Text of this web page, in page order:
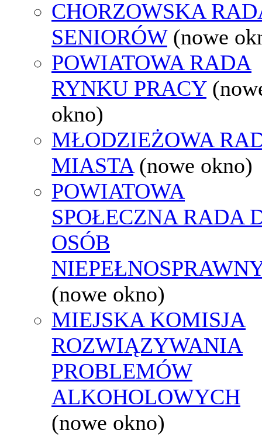
CHORZOWSKA
SENIORÓW (nowe
POWIATOWA RADA
RYNKU PRACY
okno)
MŁODZIEŻOWA
MIASTA (nowe okno)
POWIATOWA
SPOŁECZNA RADA
OSÓB
(nowe okno)
MIEJSKA KOMISJA
ROZWIĄZYWANIA
PROBLEMÓW
ALKOHOLOWYCH
(nowe okno)